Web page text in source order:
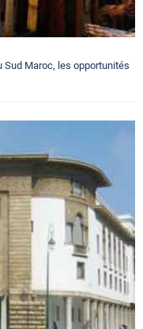
Maroc, les opportunités